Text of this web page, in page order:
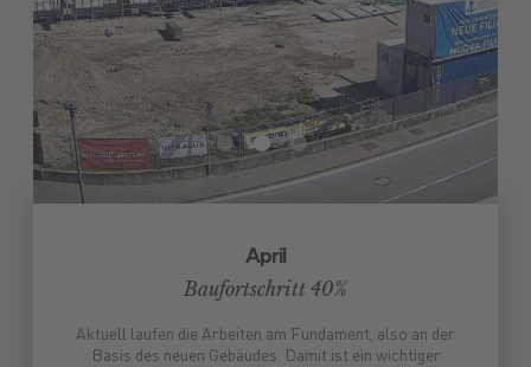
April
Baufortschritt 40%
Aktuell laufen die Arbeiten am Fundament, also an der
Basis des neuen Gebäudes. Damit ist ein wichtiger